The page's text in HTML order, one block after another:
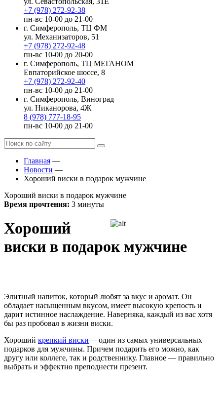
+7 (978) 272-92-38
пн-вс 10-00 до 21-00
г. Симферополь, ТЦ ФМ
ул. Механизаторов, 51
+7 (978) 272-92-48
пн-вс 10-00 до 20-00
г. Симферополь, ТЦ МЕГАНОМ
Евпаторийское шоссе, 8
+7 (978) 272-92-40
пн-вс 10-00 до 21-00
г. Симферополь, Виноград
ул. Никанорова, 4Ж
8 (978) 777-18-95
пн-вс 10-00 до 21-00
Главная —
Новости —
Хороший виски в подарок мужчине
Хороший виски в подарок мужчине
Время прочтения: 3 минуты
Хороший
виски в подарок мужчине
Элитный напиток, который любят за вкус и аромат. Он
обладает насыщенным вкусом, имеет высокую крепость и
дарит истинное наслаждение. Наверняка, каждый из вас хотя
бы раз пробовал в жизни виски.
Хороший крепкий виски— один из самых универсальных
подарков для мужчины. Причем подарить его можно, как
другу или коллеге, так и родственнику. Главное — правильно
выбрать и эффектно преподнести презент.